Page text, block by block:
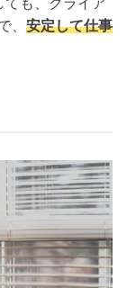
も、クライア
、 安定して仕事